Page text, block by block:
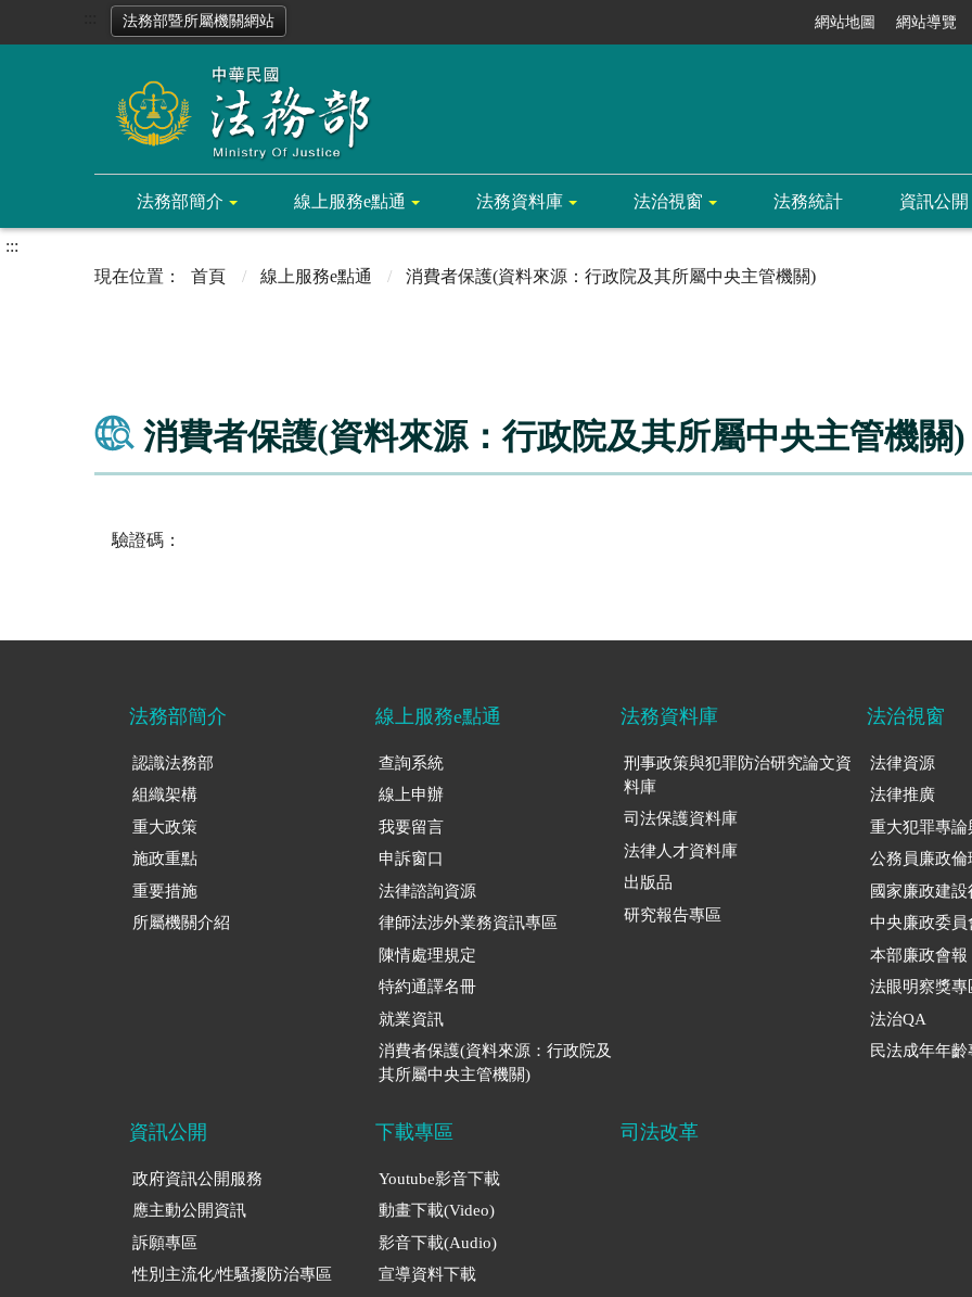
法務部暨所屬機關網站 網站地圖 網站導覽
法務部簡介 線上服務e點通 法務資料庫 法治視窗 法務統計 資訊公開
:::
首頁
線上服務e點通 消費者保護(資料來源：行政院及其所屬中央主管機關)
消費者保護(資料來源：行政院及其所屬中央主管機關)
驗證碼：
法務部簡介
認識法務部
組織架構
重大政策
施政重點
重要措施
所屬機關介紹
線上服務e點通
查詢系統
線上申辦
我要留言
申訴窗口
法律諮詢資源
律師法涉外業務資訊專區
陳情處理規定
特約通譯名冊
就業資訊
消費者保護(資料來源：行政院及
其所屬中央主管機關)
法務資料庫
刑事政策與犯罪防治研究論文資
料庫
司法保護資料庫
法律人才資料庫
出版品
研究報告專區
法治視窗
法律資源
法律推廣
重大犯罪專論
公務員廉政倫
國家廉政建
中央廉政委員
本部廉政會報
法眼明察獎專
法治QA
民法成年年齡
資訊公開
政府資訊公開服務
應主動公開資訊
訴願專區
性別主流化/性騷擾防治專區
下載專區
Youtube影音下載
動畫下載(Video)
影音下載(Audio)
宣導資料下載
司法改革